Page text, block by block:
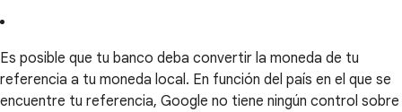
Es posible que tu banco deba convertir la moneda de tu
referencia a tu moneda local. En función del país en el que se
encuentre tu referencia, Google no tiene ningún control sobre